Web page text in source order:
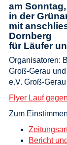
am
in der
mit
Dornberg
für Läufer
Organisatoren:
Groß-Gerau
e.V. Groß-Gerau
Flyer Lauf
Zum
Bericht